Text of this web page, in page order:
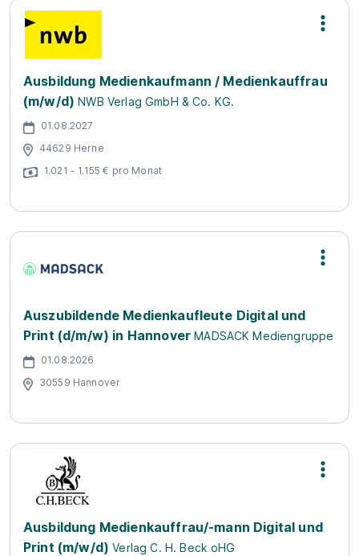
Ausbildung Medienkaufmann / Medienkauffrau
(m/w/d) NWB Verlag GmbH & Co. KG.
01.08.2027
44629 Herne
1.021 - 1.155 € pro Monat
Auszubildende Medienkaufleute Digital und
Print (d/m/w) in Hannover MADSACK Mediengruppe
01.08.2026
30559 Hannover
Ausbildung Medienkauffrau/-mann Digital und
Print (m/w/d) Verlag C. H. Beck oHG